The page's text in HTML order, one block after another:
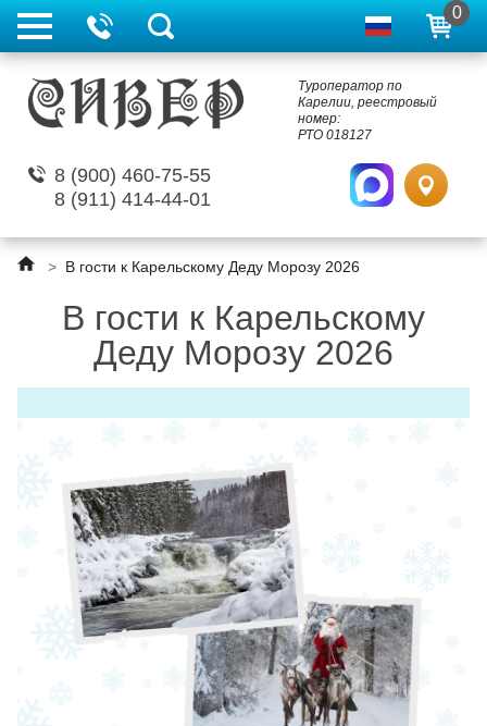
0
Туроператор по
Карелии, реестровый
номер:
РТО 018127
8 (900) 460-75-55
8 (911) 414-44-01
> В гости к Карельскому Деду Морозу 2026
В гости к Карельскому
Деду Морозу 2026